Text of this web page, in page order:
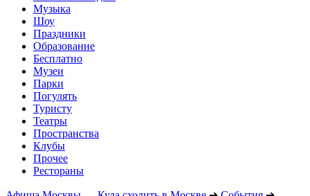
Музыка
Шоу
Праздники
Образование
Бесплатно
Музеи
Парки
Погулять
Туристу
Театры
Пространства
Клубы
Прочее
Рестораны